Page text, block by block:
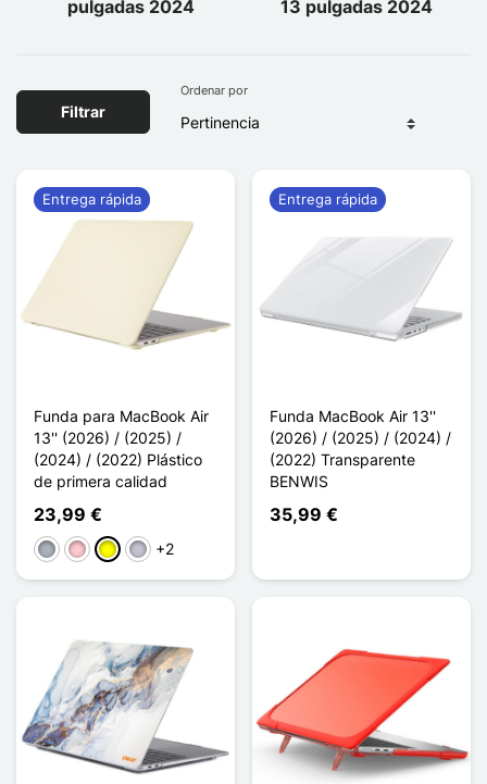
pulgadas 2024
13 pulgadas 2024
Filtrar
Ordenar por
Funda para MacBook Air
13'' (2026) / (2025) /
(2024) / (2022) Plástico
de primera calidad
23,99 €
Gris RosaAmarilloGris Lavande
+2
Entrega rápida
Funda MacBook Air 13''
(2026) / (2025) / (2024) /
(2022) Transparente
BENWIS
35,99 €
Entrega rápida